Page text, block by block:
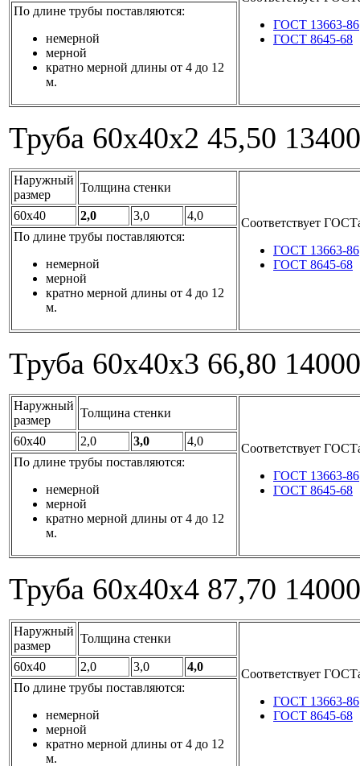
ГОСТ 13663-86
ГОСТ 8645-68
По длине трубы поставляются:
немерной
мерной
кратно мерной длины от 4 до 12
м.
Труба 60x40x2 45,50 13400
Наружный
размер
Толщина стенки
Соответствует
ГОСТ 13663-86
ГОСТ 8645-68
60x40 2,0 3,0
4,0
По длине трубы поставляются:
немерной
мерной
кратно мерной длины от 4 до 12
м.
Труба 60x40x3 66,80 14000
Наружный
размер
Толщина стенки
Соответствует
ГОСТ 13663-86
ГОСТ 8645-68
60x40 2,0 3,0
4,0
По длине трубы поставляются:
немерной
мерной
кратно мерной длины от 4 до 12
м.
Труба 60x40x4 87,70 14000
Наружный
размер
Толщина стенки
Соответствует
ГОСТ 13663-86
ГОСТ 8645-68
60x40 2,0 3,0
4,0
По длине трубы поставляются:
немерной
мерной
кратно мерной длины от 4 до 12
м.